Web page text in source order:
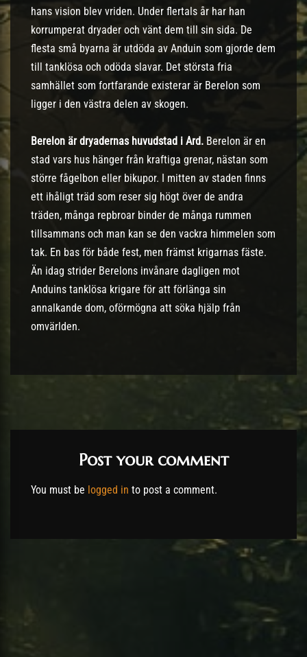
hans vision blev vriden. Under flertals år har han
korrumperat dryader och vänt dem till sin sida. De
flesta små byarna är utdöda av Anduin som gjorde dem
till tanklösa och odöda slavar. Det största fria
samhället som fortfarande existerar är Berelon som
ligger i den västra delen av skogen.
Berelon är dryadernas huvudstad i Ard. Berelon är en
stad vars hus hänger från kraftiga grenar, nästan som
större fågelbon eller bikupor. I mitten av staden finns
ett ihåligt träd som reser sig högt över de andra
träden, många repbroar binder de många rummen
tillsammans och man kan se den vackra himmelen som
tak. En bas för både fest, men främst krigarnas fäste.
Än idag strider Berelons invånare dagligen mot
Anduins tanklösa krigare för att förlänga sin
annalkande dom, oförmögna att söka hjälp från
omvärlden.
Post your comment
You must be logged in to post a comment.